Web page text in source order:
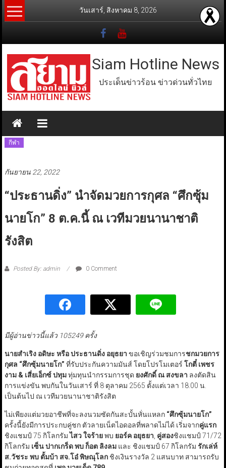
Skip
to
วันเสาร์, สิงหาคม 8, 2026
Siam Hotline News
ประเด็นข่าวร้อน ข่าวด่วนทั่วไทย
กีฬา
กันยายน 22, 2022
“ประธานดิ่ง” นำจัดมวยการกุศล “ศึกซุ้ม
นายโก” 8 ต.ค.นี้ ณ เวทีมวยนานาชาติ
รังสิต
Posted By: admin 0 Comment
มีผู้อ่านข่าวนี้แล้ว 105249 ครั้ง
นายสำเริง อดิษะ หรือ ประธานดิ่ง อยุธยา ขอเชิญร่วมชมการชกมวยการ
กุศล “ศึกซุ้มนายโก” ที่รับประกันความมันส์ โดยโปรโมเตอร์ โกตี๋ เพชร
งาม & เสี่ยเอ็กซ์ ปทุมทุ่มทุนนำกรรมการชุด ยงศักดิ์ ณ สงขลา ลงตัดสิน
การแข่งขัน พบกันในวันเสาร์ ที่ 8 ตุลาคม 2565 ตั้งแต่เวลา 18.00 น.
เป็นต้นไป ณ เวทีมวยนานาชาติรังสิต
ไม่เพียงแต่มวยอาชีพที่จะลงนวมซัดกันสะบั้นหั่นแหลก “ศึกซุ้มนายโก”
ครั้งนี้ยังมีการประกบคู่ชก ตัวลายเน็ตไอดอลที่พลาดไม่ได้ เริ่มจากคู่แรก
ชิงแชมป์ 75 กิโลกรัมไสว ใจร้ายพบ ยอร์ค อยุธยา, คู่สองชิงแชมป์ 71/72
กิโลกรัม เซ็น ปากเกร็ด พบ ก็อต ลิงลมและ ชิงแชมป์ 67 กิโลกรัม รักเล่ห์
ส.วัชระ พบ ตั้มบ้า สจ.โอ๋ พิษณุโลกชิงเงินรางวัล 2 แสนบาท สามารถรับ